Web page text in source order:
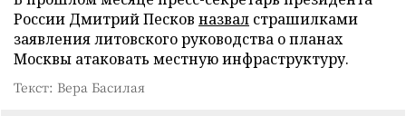
России Дмитрий Песков назвал страшилками
заявления литовского руководства о планах
Москвы атаковать местную инфраструктуру.
Текст: Вера Басилая